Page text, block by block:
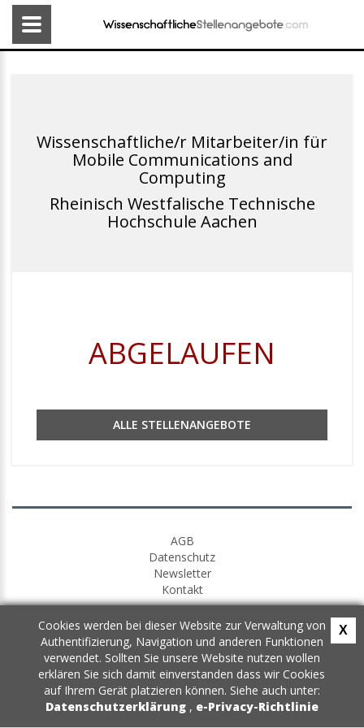
Wissenschaftliche/r Mitarbeiter/in für
Mobile Communications and
Computing
Rheinisch Westfalische Technische
Hochschule Aachen
ABGELAUFEN
ALLE STELLENANGEBOTE
AGB
Datenschutz
Newsletter
Kontakt
Cookies werden bei dieser Website zur Verwaltung von
Authentifizierung, Navigation und anderen Funktionen
verwendet. Sollten Sie unsere Website nutzen wollen
erklären Sie sich damit einverstanden dass wir Cookies
auf Ihrem Gerät platzieren können. Siehe auch unter:
Datenschutzerklärung , e-Privacy-Richtlinie
X